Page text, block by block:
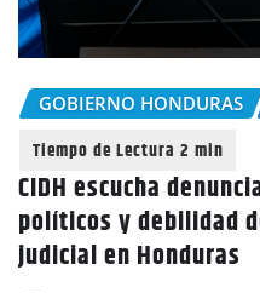
GOBIERNO HONDURAS
CIDH escucha
políticos y debilidad
judicial en Honduras